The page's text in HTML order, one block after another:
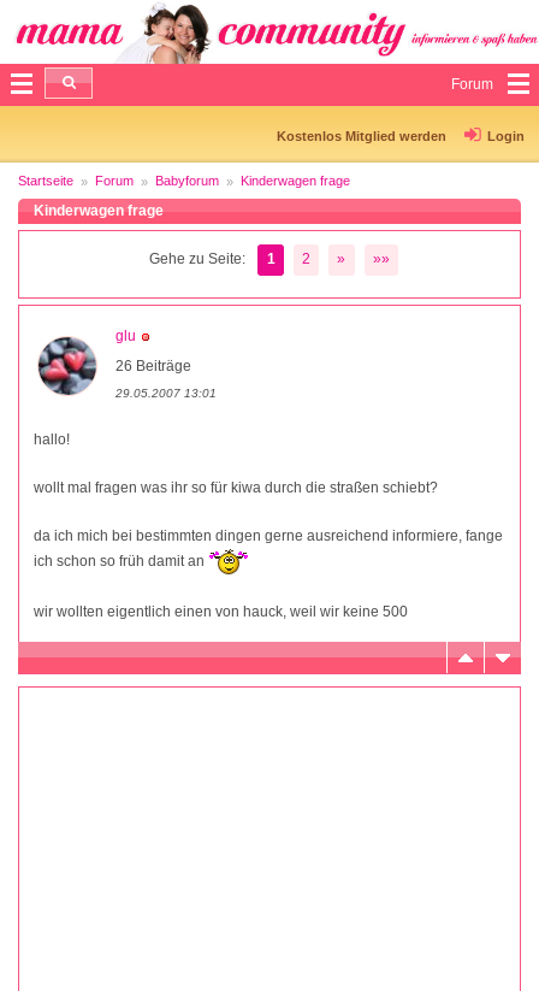
Forum
Kostenlos Mitglied werden Login
Startseite Forum Babyforum Kinderwagen frage
Kinderwagen frage
Gehe zu Seite: 1 2 » »»
glu
26 Beiträge
29.05.2007 13:01
hallo!
wollt mal fragen was ihr so für kiwa durch die straßen schiebt?
da ich mich bei bestimmten dingen gerne ausreichend informiere, fange
ich schon so früh damit an
wir wollten eigentlich einen von hauck, weil wir keine 500